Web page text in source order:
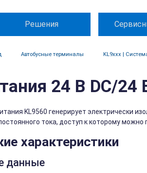
Решения
Автобусные терминалы
KL9xxx |
24 В DC/24
KL9560 генерирует электрически
тока, доступ к которому можно
характеристики
данные